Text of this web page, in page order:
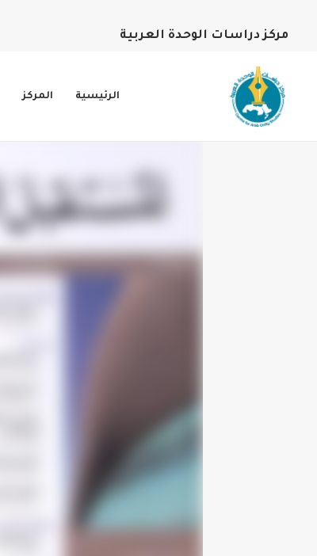
مركز دراسات الوحدة العربية
الرئيسية المركز